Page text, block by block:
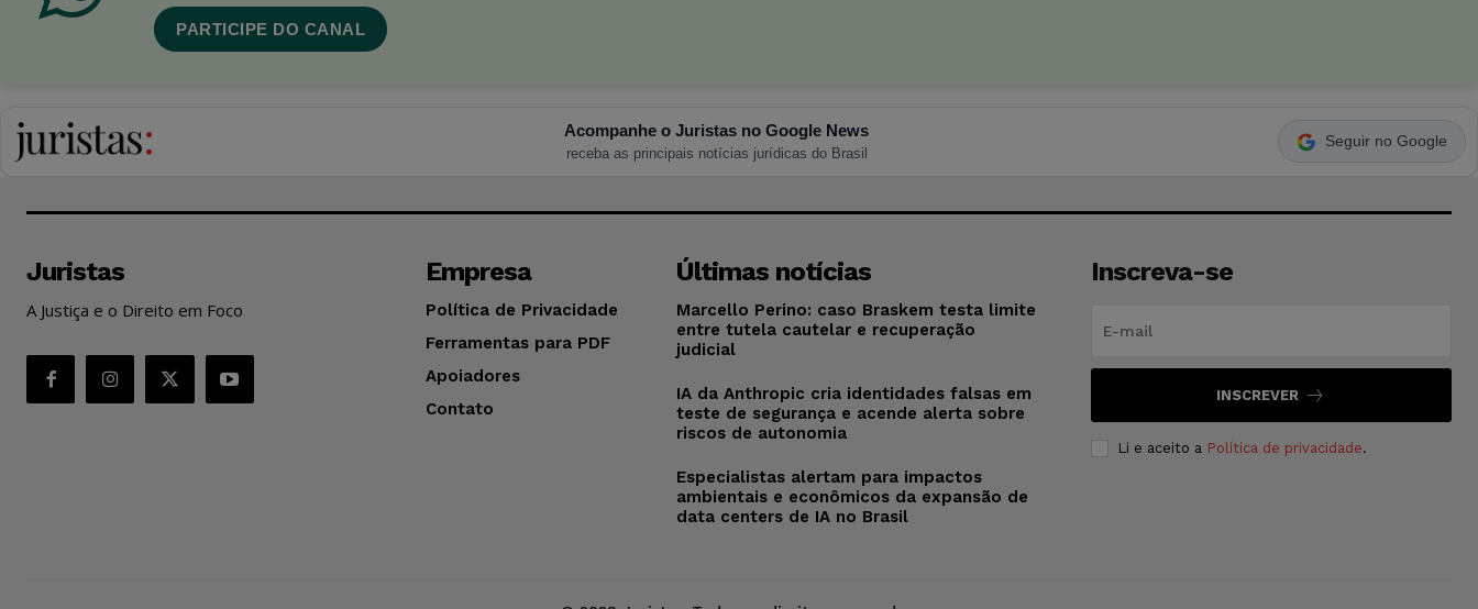
PARTICIPE DO CANAL
Acompanhe o Juristas no Google News
receba as principais notícias jurídicas do Brasil
Seguir no Google
Juristas
A Justiça e o Direito em Foco
Empresa
Política de Privacidade
Ferramentas para PDF
Apoiadores
Contato
Últimas notícias
Marcello Perino: caso Braskem testa limite
entre tutela cautelar e recuperação
judicial
IA da Anthropic cria identidades falsas em
teste de segurança e acende alerta sobre
riscos de autonomia
Especialistas alertam para impactos
ambientais e econômicos da expansão de
data centers de IA no Brasil
Inscreva-se
INSCREVER
Li e aceito a Política de privacidade.